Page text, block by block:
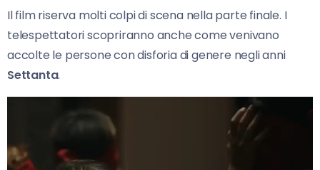
Il film riserva molti colpi di scena nella parte finale. I
telespettatori scopriranno anche come venivano
accolte le persone con disforia di genere negli anni
Settanta.